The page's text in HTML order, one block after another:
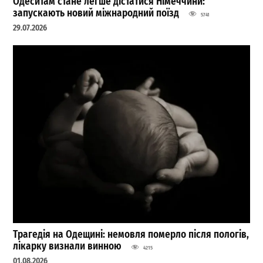
запускають новий міжнародний поїзд
5741
29.07.2026
Трагедія на Одещині: немовля померло після пологів,
лікарку визнали винною
4215